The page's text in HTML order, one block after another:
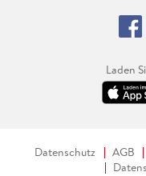
Laden
Datenschutz AGB